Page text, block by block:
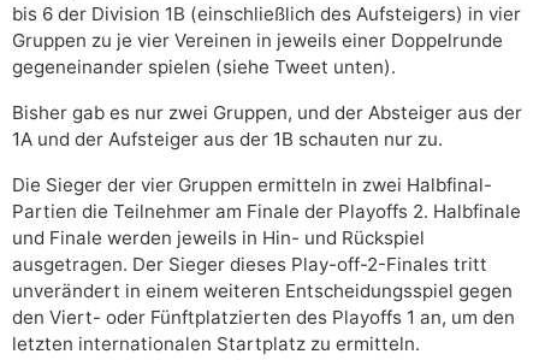
bis 6 der Division 1B (einschließlich des Aufsteigers) in vier
Gruppen zu je vier Vereinen in jeweils einer Doppelrunde
gegeneinander spielen (siehe Tweet unten).
Bisher gab es nur zwei Gruppen, und der Absteiger aus der
1A und der Aufsteiger aus der 1B schauten nur zu.
Die Sieger der vier Gruppen ermitteln in zwei Halbfinal-
Partien die Teilnehmer am Finale der Playoffs 2. Halbfinale
und Finale werden jeweils in Hin- und Rückspiel
ausgetragen. Der Sieger dieses Play-off-2-Finales tritt
unverändert in einem weiteren Entscheidungsspiel gegen
den Viert- oder Fünftplatzierten des Playoffs 1 an, um den
letzten internationalen Startplatz zu ermitteln.